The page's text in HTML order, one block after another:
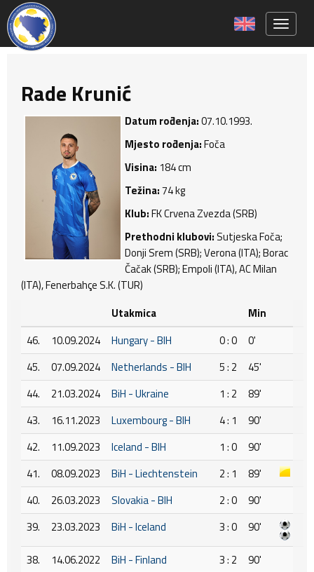
Rade Krunić
Datum rođenja:07.10.1993.
Mjesto rođenja:Foča
Visina: 184 cm
Težina:74 kg
Klub:FK Crvena Zvezda (SRB)
Prethodni klubovi:Sutjeska Foča;
Donji Srem (SRB); Verona (ITA); Borac
Čačak (SRB); Empoli (ITA), AC Milan
(ITA), Fenerbahçe S.K. (TUR)
Utakmica
Min
46.
10.09.2024 Hungary - BIH 0 : 0
0'
45.
07.09.2024 Netherlands - BIH 5 : 2
45'
44.
21.03.2024 BiH - Ukraine 1 : 2
89'
43.
16.11.2023 Luxembourg - BIH 4 : 1
90'
42.
11.09.2023 Iceland - BIH 1 : 0
90'
41.
08.09.2023 BiH - Liechtenstein 2 : 1
89'
40.
26.03.2023 Slovakia - BIH 2 : 0
90'
39.
23.03.2023 BiH - Iceland 3 : 0 90'
38. 14.06.2022 BiH - Finland 3 : 2
90'